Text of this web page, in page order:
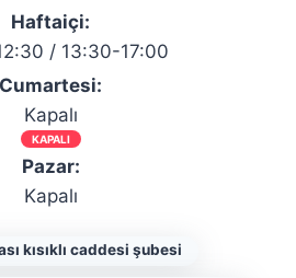
Haftaiçi:
/ 13:30-17:00
Cumartesi:
Kapalı
KAPALI
Pazar:
Kapalı
kısıklı caddesi şubesi